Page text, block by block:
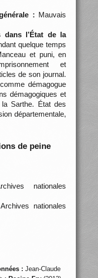
: Mauvais
dans l’État de la
quelque temps
et puni, en
et
de son journal.
démagogue
démagogiques et
Sarthe. État des
départementale,
de peine
nationales
nationales
: Jean-Claude